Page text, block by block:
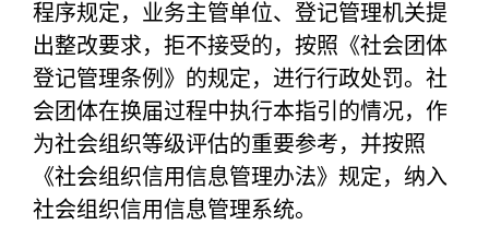
程序规定，业务主管单位、登记管理机关提
出整改要求，拒不接受的，按照《社会团体
登记管理条例》的规定，进行行政处罚。社
会团体在换届过程中执行本指引的情况，作
为社会组织等级评估的重要参考，并按照
《社会组织信用信息管理办法》规定，纳入
社会组织信用信息管理系统。